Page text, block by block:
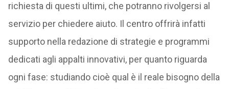
richiesta di questi ultimi, che potranno rivolgersi al
servizio per chiedere aiuto. Il centro offrirà infatti
supporto nella redazione di strategie e programmi
dedicati agli appalti innovativi, per quanto riguarda
ogni fase: studiando cioè qual è il reale bisogno della